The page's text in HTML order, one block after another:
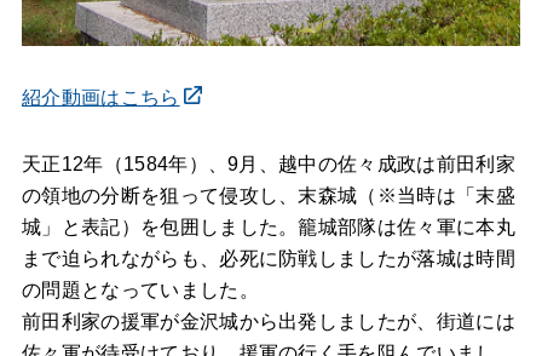
紹介動画はこちら
天正12年（1584年）、9月、越中の佐々成政は前田利家
の領地の分断を狙って侵攻し、末森城（※当時は「末盛
城」と表記）を包囲しました。籠城部隊は佐々軍に本丸
まで迫られながらも、必死に防戦しましたが落城は時間
の問題となっていました。
前田利家の援軍が金沢城から出発しましたが、街道には